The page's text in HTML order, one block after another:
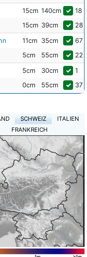
15cm 140cm ✓ 18
15cm 39cm ✓ 28
11cm 35cm ✓ 67
5cm 55cm ✓ 22
5cm 30cm ✓ 1
0cm 55cm ✓ 37
SCHWEIZ
ITALIEN
FRANKREICH